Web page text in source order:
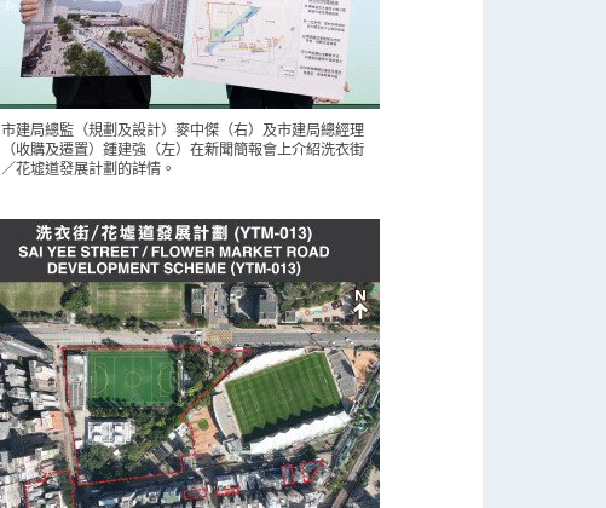
市建局總監（規劃及設計）麥中傑（右）及市建局總經理
（收購及遷置）鍾建強（左）在新聞簡報會上介紹洗衣街
／花墟道發展計劃的詳情。